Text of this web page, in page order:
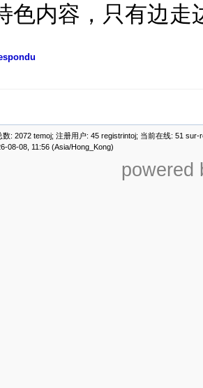
色内容，只有边走
: 2072 temoj; 注册用户: 45 registrintoj; 当前在线: 51
08-08, 11:56 (Asia/Hong_Kong)
powered